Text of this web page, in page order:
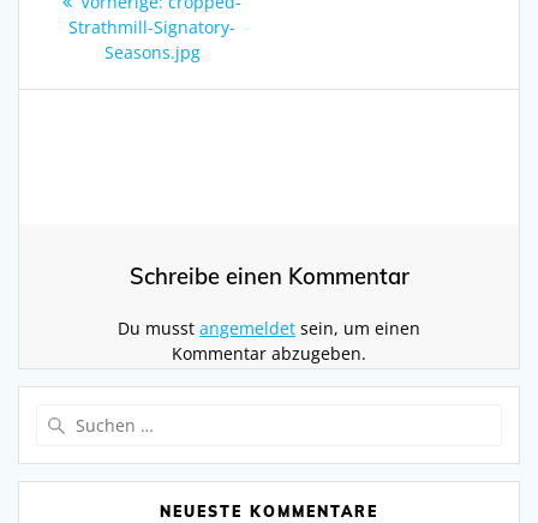
Beitrag:
Strathmill-Signatory-
Seasons.jpg
Schreibe einen Kommentar
Du musst angemeldet sein, um einen
Kommentar abzugeben.
NEUESTE KOMMENTARE